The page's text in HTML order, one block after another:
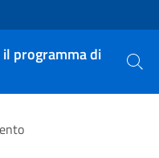
programma di
Cerca